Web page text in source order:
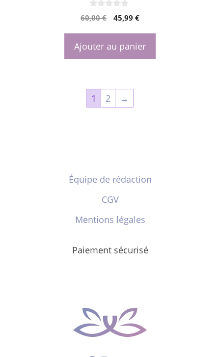
0
s
5
60,00€
Le
initial
était :
45,99 €Le
actuel
est :
Ajouter au panier
1 2 →
Équipe de rédaction
CGV
Mentions légales
Paiement sécurisé